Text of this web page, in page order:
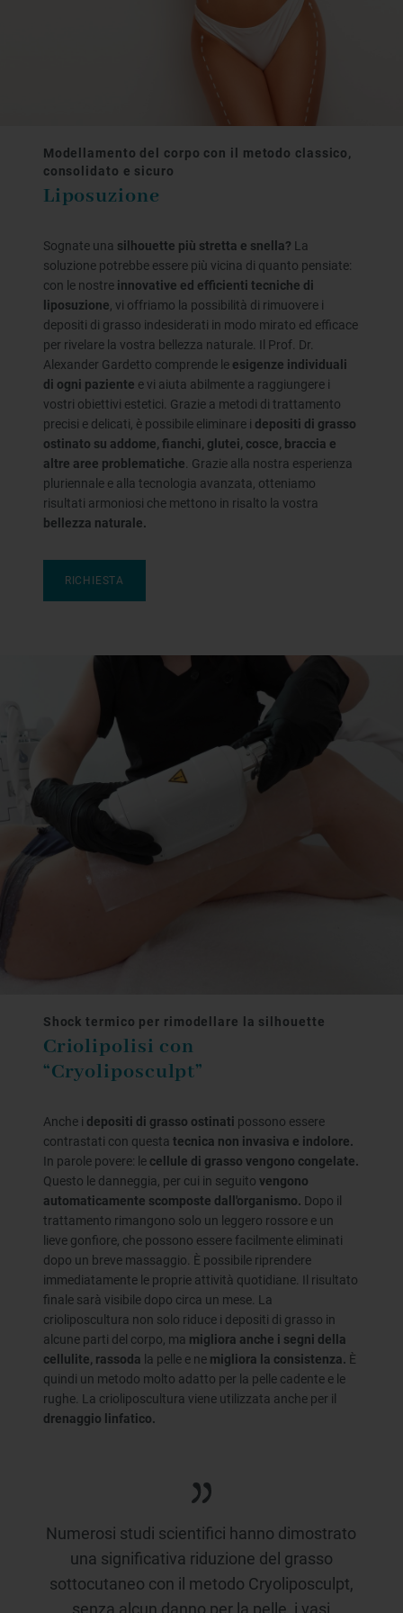
Modellamento del corpo con il metodo classico,
consolidato e sicuro
Liposuzione
Sognate una silhouette più stretta e snella? La
soluzione potrebbe essere più vicina di quanto pensiate:
con le nostre innovative ed efficienti tecniche di
liposuzione, vi offriamo la possibilità di rimuovere i
depositi di grasso indesiderati in modo mirato ed efficace
per rivelare la vostra bellezza naturale. Il Prof. Dr.
Alexander Gardetto comprende le esigenze individuali
di ogni paziente e vi aiuta abilmente a raggiungere i
vostri obiettivi estetici. Grazie a metodi di trattamento
precisi e delicati, è possibile eliminare i depositi di grasso
ostinato su addome, fianchi, glutei, cosce, braccia e
altre aree problematiche. Grazie alla nostra esperienza
pluriennale e alla tecnologia avanzata, otteniamo
risultati armoniosi che mettono in risalto la vostra
bellezza naturale.
RICHIESTA
Shock termico per rimodellare la silhouette
Criolipolisi con
“Cryoliposculpt”
Anche i depositi di grasso ostinati possono essere
contrastati con questa tecnica non invasiva e indolore.
In parole povere: le cellule di grasso vengono congelate.
Questo le danneggia, per cui in seguito vengono
automaticamente scomposte dall'organismo. Dopo il
trattamento rimangono solo un leggero rossore e un
lieve gonfiore, che possono essere facilmente eliminati
dopo un breve massaggio. È possibile riprendere
immediatamente le proprie attività quotidiane. Il risultato
finale sarà visibile dopo circa un mese. La
crioliposcultura non solo riduce i depositi di grasso in
alcune parti del corpo, ma migliora anche i segni della
cellulite, rassoda la pelle e ne migliora la consistenza. È
quindi un metodo molto adatto per la pelle cadente e le
rughe. La crioliposcultura viene utilizzata anche per il
drenaggio linfatico.
Numerosi studi scientifici hanno dimostrato
una significativa riduzione del grasso
sottocutaneo con il metodo Cryoliposculpt,
senza alcun danno per la pelle, i vasi